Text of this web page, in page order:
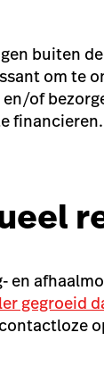
buiten
om te
of
financieren.
en
gegroeid